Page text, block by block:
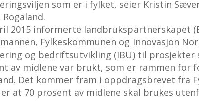
som er i fylket, seier Kristin
2015 informerte landbrukspartnerskapet
Fylkeskommunen og Innovasjon
og bedriftsutvikling (IBU) til prosjekter
av midlene var brukt, som er rammen for
Det kommer fram i oppdragsbrevet fra
at 70 prosent av midlene skal brukes